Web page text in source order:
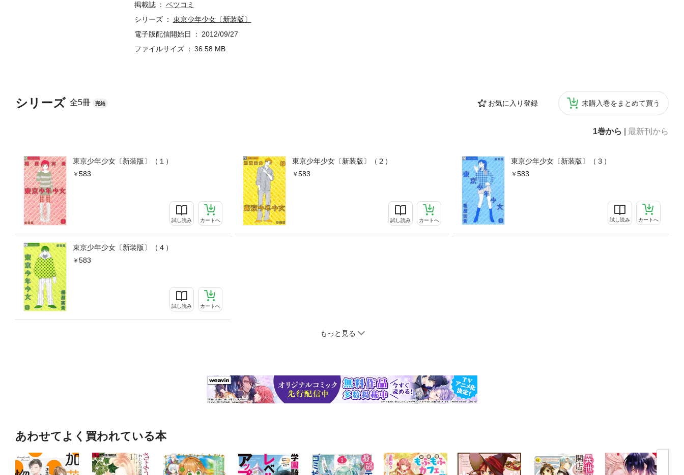
シリーズ 全5冊 完結 お気に入り登録 未購入巻をまとめて買う
1巻から 最新刊から
東京少年少女〔新装版〕（１）
583
試し読み カートへ
東京少年少女〔新装版〕（２）
583
試し読み カートへ
東京少年少女〔新装版〕（３）
583
試し読み カートへ
東京少年少女〔新装版〕（４）
583
試し読み カートへ
もっと見る
掲載誌
ベツコミ
シリーズ
東京少年少女〔新装版〕
電子版配信開始日
2012/09/27
ファイルサイズ
36.58 MB
あわせてよく買われている本